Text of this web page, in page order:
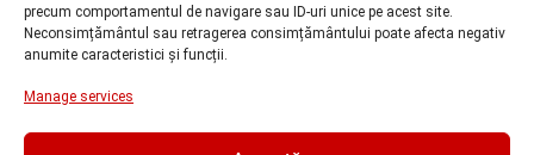
precum comportamentul de navigare sau ID-uri unice pe acest site.
Neconsimțământul sau retragerea consimțământului poate afecta negativ
anumite caracteristici și funcții.
Manage services
Subiecte căutate de cititori